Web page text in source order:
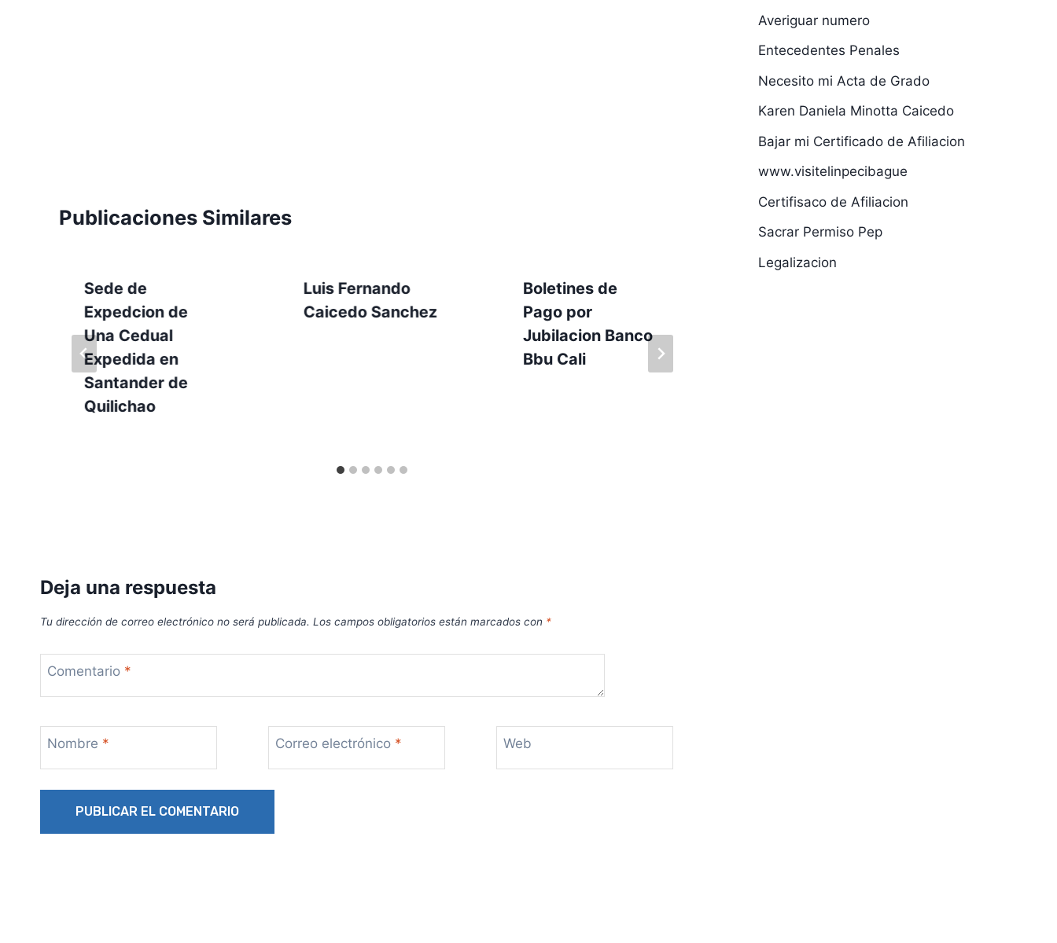
Publicaciones Similares
Sede de
Expedcion de
Una Cedual
Expedida en
Santander de
Quilichao
Luis Fernando
Caicedo Sanchez
Boletines de
Pago por
Jubilacion Banco
Bbu Cali
Deja una respuesta
Tu dirección de correo electrónico no será publicada. Los campos obligatorios están marcados con *
Comentario *
Nombre * Correo electrónico * Web
Averiguar numero
Entecedentes Penales
Necesito mi Acta de Grado
Karen Daniela Minotta Caicedo
Bajar mi Certificado de Afiliacion
www.visitelinpecibague
Certifisaco de Afiliacion
Sacrar Permiso Pep
Legalizacion